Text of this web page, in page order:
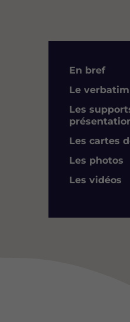
Résumé
En bref
Le verbatim
Les
Les cartes
Les photos
Les vidéos